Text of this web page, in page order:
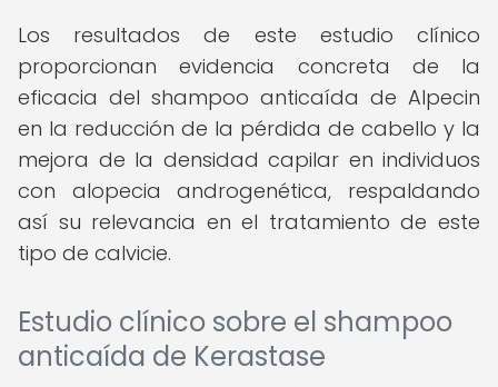
Los resultados de este estudio clínico
proporcionan evidencia concreta de la
eficacia del shampoo anticaída de Alpecin
en la reducción de la pérdida de cabello y la
mejora de la densidad capilar en individuos
con alopecia androgenética, respaldando
así su relevancia en el tratamiento de este
tipo de calvicie.
Estudio clínico sobre el shampoo
anticaída de Kerastase